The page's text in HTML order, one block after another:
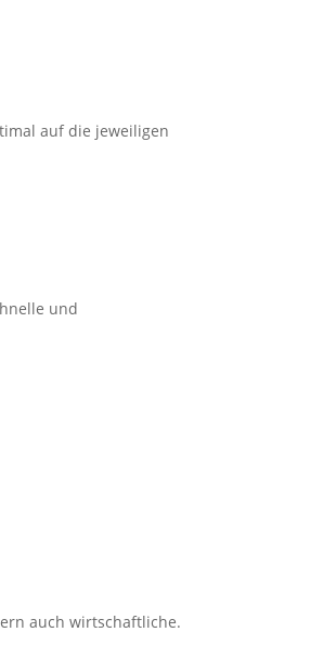
auf die jeweiligen
und
auch wirtschaftliche.